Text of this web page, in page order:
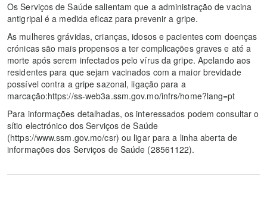
Os Serviços de Saúde salientam que a administração de vacina
antigripal é a medida eficaz para prevenir a gripe.
As mulheres grávidas, crianças, idosos e pacientes com doenças
crónicas são mais propensos a ter complicações graves e até a
morte após serem infectados pelo vírus da gripe. Apelando aos
residentes para que sejam vacinados com a maior brevidade
possível contra a gripe sazonal, ligação para a
marcação:https://ss-web3a.ssm.gov.mo/infrs/home?lang=pt
Para informações detalhadas, os interessados podem consultar o
sítio electrónico dos Serviços de Saúde
(https://www.ssm.gov.mo/csr) ou ligar para a linha aberta de
informações dos Serviços de Saúde (28561122).